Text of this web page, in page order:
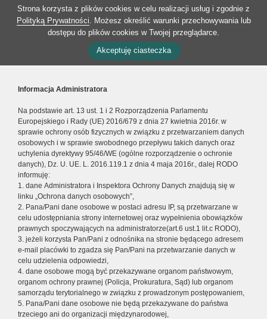
Strona korzysta z plików cookies w celu realizacji usług i zgodnie z
Polityką Prywatności. Możesz określić warunki przechowywania lub
dostępu do plików cookies w Twojej przeglądarce.
Akceptuję ciasteczka
Informacja Administratora
Na podstawie art. 13 ust. 1 i 2 Rozporządzenia Parlamentu
Europejskiego i Rady (UE) 2016/679 z dnia 27 kwietnia 2016r. w
sprawie ochrony osób fizycznych w związku z przetwarzaniem danych
osobowych i w sprawie swobodnego przepływu takich danych oraz
uchylenia dyrektywy 95/46/WE (ogólne rozporządzenie o ochronie
danych), Dz. U. UE. L. 2016.119.1 z dnia 4 maja 2016r., dalej RODO
informuję:
1. dane Administratora i Inspektora Ochrony Danych znajdują się w
linku „Ochrona danych osobowych”,
2. Pana/Pani dane osobowe w postaci adresu IP, są przetwarzane w
celu udostępniania strony internetowej oraz wypełnienia obowiązków
prawnych spoczywających na administratorze(art.6 ust.1 lit.c RODO),
3. jeżeli korzysta Pan/Pani z odnośnika na stronie będącego adresem
e-mail placówki to zgadza się Pan/Pani na przetwarzanie danych w
celu udzielenia odpowiedzi,
4. dane osobowe mogą być przekazywane organom państwowym,
organom ochrony prawnej (Policja, Prokuratura, Sąd) lub organom
samorządu terytorialnego w związku z prowadzonym postępowaniem,
5. Pana/Pani dane osobowe nie będą przekazywane do państwa
trzeciego ani do organizacji międzynarodowej,